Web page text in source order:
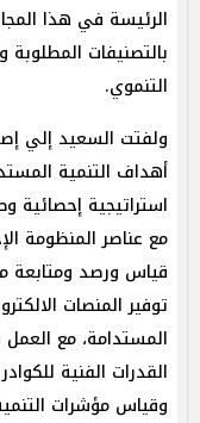
الرئيسة في هذا
بالتصنيفات المطلوبة
التنموي.
ولفتت السعيد إلي
أهداف التنمية
استراتيجية إحصائية
مع عناصر المنظومة
قياس ورصد ومتابعة
توفير المنصات
المستدامة، مع
القدرات الفنية
وقياس مؤشرات